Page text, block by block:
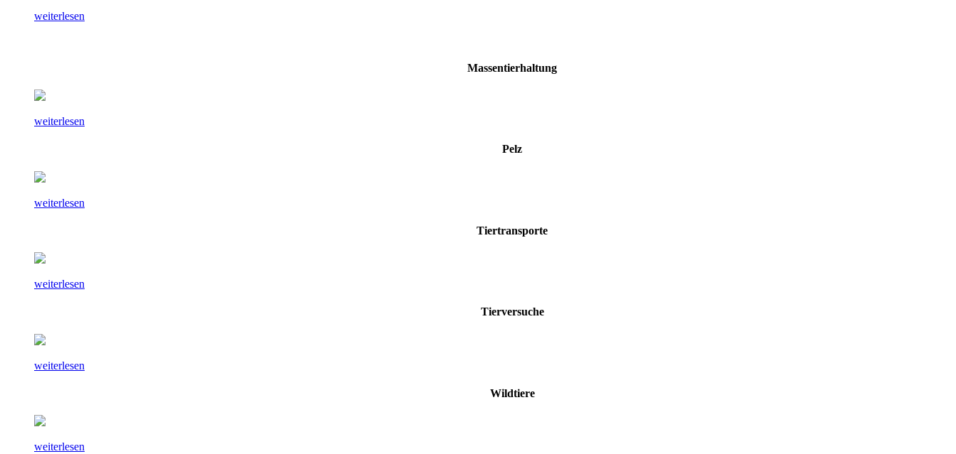
weiterlesen
Massentierhaltung
weiterlesen
Pelz
weiterlesen
Tiertransporte
weiterlesen
Tierversuche
weiterlesen
Wildtiere
weiterlesen